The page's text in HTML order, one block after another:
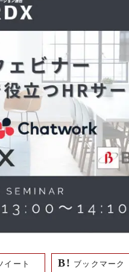
イート ブックマーク